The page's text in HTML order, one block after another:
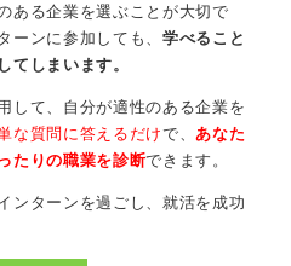
ある企業を選ぶことが大切で
ーンに参加しても、 学べること
てしまいます。
して、自分が適性のある企業を
な質問に答えるだけで、 あなた
たりの職業を診断できます。
ンターンを過ごし、就活を成功